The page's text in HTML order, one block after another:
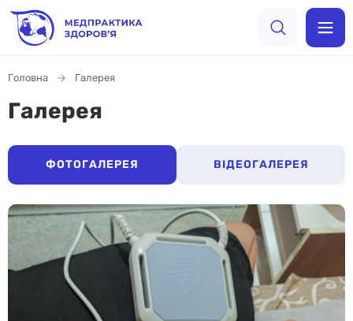
Головна Галерея
Галерея
ФОТОГАЛЕРЕЯ ВІДЕОГАЛЕРЕЯ